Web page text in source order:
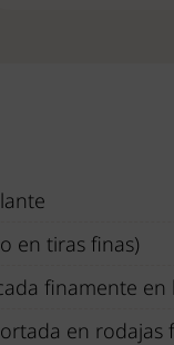
en tiras finas)
finamente en
en rodajas